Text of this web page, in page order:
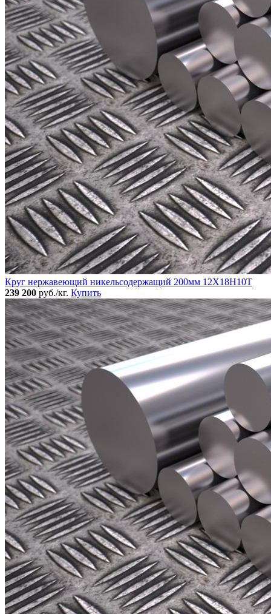
Круг нержавеющий никельсодержащий 200мм 12Х18Н10Т
239 200 руб./кг. Купить